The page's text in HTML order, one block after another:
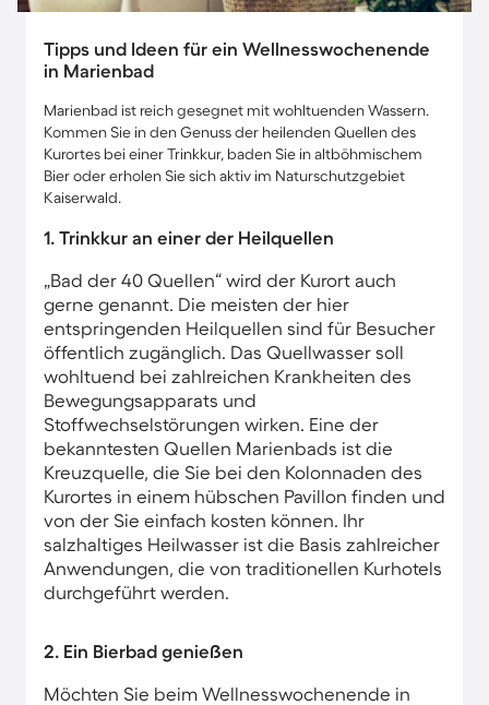
Tipps und Ideen für ein Wellnesswochenende
in Marienbad
Marienbad ist reich gesegnet mit wohltuenden Wassern.
Kommen Sie in den Genuss der heilenden Quellen des
Kurortes bei einer Trinkkur, baden Sie in altböhmischem
Bier oder erholen Sie sich aktiv im Naturschutzgebiet
Kaiserwald.
1. Trinkkur an einer der Heilquellen
„Bad der 40 Quellen“ wird der Kurort auch
gerne genannt. Die meisten der hier
entspringenden Heilquellen sind für Besucher
öffentlich zugänglich. Das Quellwasser soll
wohltuend bei zahlreichen Krankheiten des
Bewegungsapparats und
Stoffwechselstörungen wirken. Eine der
bekanntesten Quellen Marienbads ist die
Kreuzquelle, die Sie bei den Kolonnaden des
Kurortes in einem hübschen Pavillon finden und
von der Sie einfach kosten können. Ihr
salzhaltiges Heilwasser ist die Basis zahlreicher
Anwendungen, die von traditionellen Kurhotels
durchgeführt werden.
2. Ein Bierbad genießen
Möchten Sie beim Wellnesswochenende in